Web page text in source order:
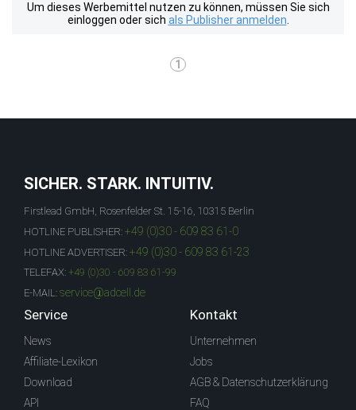
Um dieses Werbemittel nutzen zu können, müssen Sie sich
einloggen oder sich als Publisher anmelden
1
SICHER. STARK. INTUITIV.
Firstlead GmbH, Rosenfelder St. 15-16, 10315 Berlin
HOTLINE PUBLISHER: +49 (0)30 - 609 83 61-0
HOTLINE ADVERTISER: +49 (0)30 - 609 83 61-23
TELEFAX: +49 (0)30 - 609 83 61-99
E-MAIL: service@adcell.de
Service
News
Affiliate-Lexikon
Download
API
Kontakt
Unternehmen
Jobs
AGB & Datenschutzerklärung
FAQ